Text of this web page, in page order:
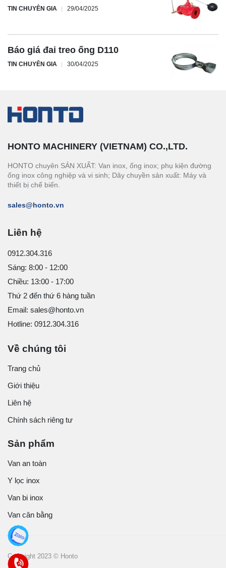
TIN CHUYÊN GIA 29/04/2025
Báo giá đai treo ống D110
TIN CHUYÊN GIA 30/04/2025
HONTO MACHINERY (VIETNAM) CO.,LTD.
HONTO chuyên SẢN XUẤT: Van inox, ống inox; phụ kiện đường
ống inox công nghiệp và vi sinh; Dây chuyền sản xuất: Máy và
thiết bị chế biến.
sales@honto.vn
Liên hệ
0912.304.316
Sáng: 8:00 - 12:00
Chiều: 13:00 - 17:00
Thứ 2 đến thứ 6 hàng tuần
Email: sales@honto.vn
Hotline: 0912.304.316
Về chúng tôi
Trang chủ
Giới thiệu
Liên hệ
Chính sách riêng tư
Sản phẩm
Van an toàn
Y lọc inox
Van bi inox
Van cân bằng
Copyright 2023 © Honto